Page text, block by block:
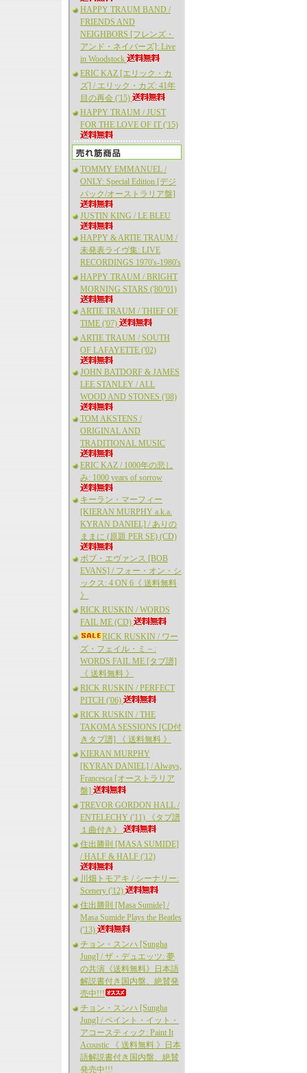
HAPPY TRAUM BAND /
FRIENDS AND
NEIGHBORS [フレンズ・
アンド・ネイバーズ]: Live
in Woodstock
ERIC KAZ [エリック・カ
ズ] / エリック・カズ: 41年
目の再会 ('15)
HAPPY TRAUM / JUST
FOR THE LOVE OF IT ('15)
TOMMY EMMANUEL /
ONLY: Special Edition [デジ
パック/オーストラリア盤]
JUSTIN KING / LE BLEU
HAPPY & ARTIE TRAUM /
未発表ライヴ集: LIVE
RECORDINGS 1970's-1980's
HAPPY TRAUM / BRIGHT
MORNING STARS ('80/'01)
ARTIE TRAUM / THIEF OF
TIME ('07)
ARTIE TRAUM / SOUTH
OF LAFAYETTE ('02)
JOHN BATDORF & JAMES
LEE STANLEY / ALL
WOOD AND STONES ('08)
TOM AKSTENS /
ORIGINAL AND
TRADITIONAL MUSIC
ERIC KAZ / 1000年の悲し
み: 1000 years of sorrow
キーラン・マーフィー
[KIERAN MURPHY a.k.a.
KYRAN DANIEL] / ありの
ままに (原題 PER SE) (CD)
ボブ・エヴァンス [BOB
EVANS] / フォー・オン・シ
ックス: 4 ON 6《 送料無料
》
RICK RUSKIN / WORDS
FAIL ME (CD)
RICK RUSKIN / ワー
ズ・フェイル・ミ－:
WORDS FAIL ME [タブ譜]
《 送料無料 》
RICK RUSKIN / PERFECT
PITCH ('06)
RICK RUSKIN / THE
TAKOMA SESSIONS [CD付
きタブ譜] 《 送料無料 》
KIERAN MURPHY
[KYRAN DANIEL] / Always,
Francesca [オーストラリア
盤]
TREVOR GORDON HALL /
ENTELECHY ('11) 《タブ譜
１曲付き》
住出勝則 [MASA SUMIDE]
/ HALF & HALF ('12)
川畑トモアキ / シーナリー:
Scenery ('12)
住出勝則 [Masa Sumide] /
Masa Sumide Plays the Beatles
('13)
チョン・スンハ [Sungha
Jung] / ザ・デュエッツ: 夢
の共演《送料無料》日本語
解説書付き国内盤、絶賛発
売中!!!
チョン・スンハ [Sungha
Jung] / ペイント・イット・
アコースティック: Paint It
Acoustic 《 送料無料 》日本
語解説書付き国内盤、絶賛
発売中!!!